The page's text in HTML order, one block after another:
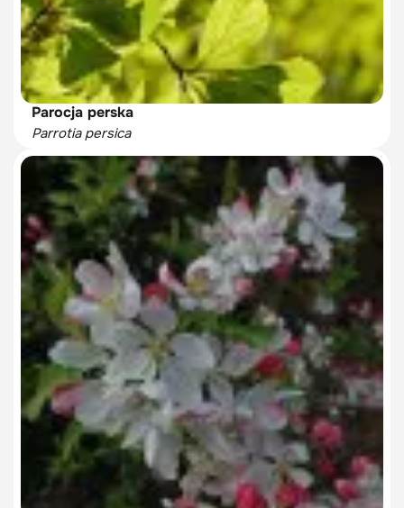
Parocja perska
Parrotia persica